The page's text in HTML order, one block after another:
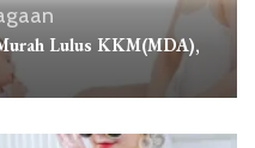
Lulus KKM(MDA),